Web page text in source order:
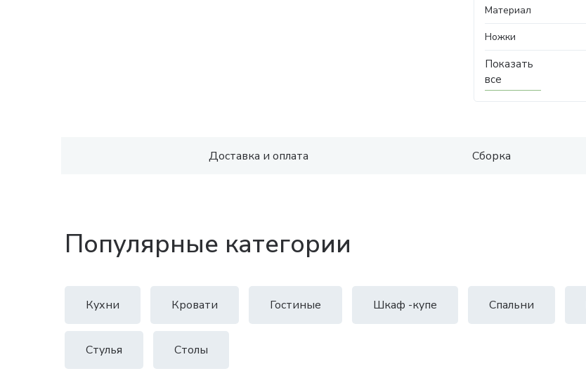
Материал
Ножки
Показать
все
Доставка и оплата Сборка
Популярные категории
Кухни Кровати Гостиные Шкаф -купе Спальни
Стулья Столы